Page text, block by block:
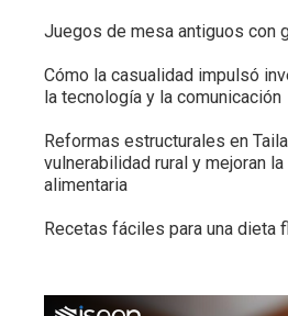
Juegos de mesa antiguos con
Cómo la casualidad impulsó
la tecnología y la comunicación
Reformas estructurales en
vulnerabilidad rural y mejoran
alimentaria
Recetas fáciles para una dieta